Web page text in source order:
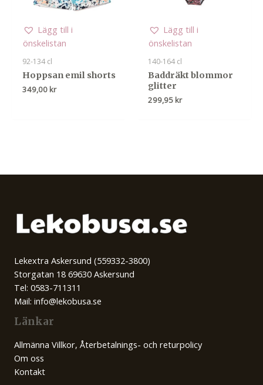
Lägg till i
önskelistan
92-134 cl
Hoppsan emil shorts
349,00 kr
Lägg till i
önskelistan
140-164 cl
Baddräkt blommor
glitter
299,95 kr
Lekextra Askersund (559332-3800)
Storgatan 18 69630 Askersund
Tel: 0583-711311
Mail: info@lekobusa.se
Länkar
Allmänna Villkor, Återbetalnings- och returpolicy
Om oss
Kontakt